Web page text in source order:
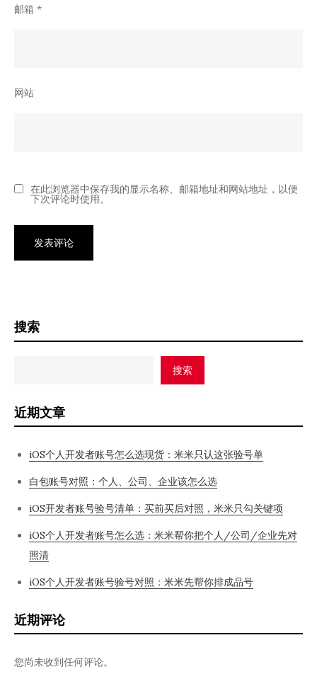
邮箱 *
网站
在此浏览器中保存我的显示名称、邮箱地址和网站地址，以便
下次评论时使用。
搜索
搜索
近期文章
iOS个人开发者账号怎么选现货：米米只认这张验号单
白包账号对照：个人、公司、企业该怎么选
iOS开发者账号验号清单：买前买后对照，米米只勾关键项
iOS个人开发者账号怎么选：米米帮你把个人/公司/企业先对
照清
iOS个人开发者账号验号对照：米米先帮你排成品号
近期评论
您尚未收到任何评论。